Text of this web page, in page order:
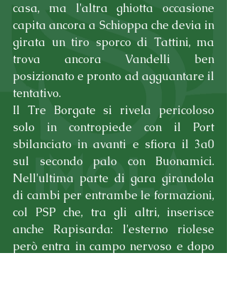
casa, ma l'altra ghiotta occasione
capita ancora a Schioppa che devia in
girata un tiro sporco di Tattini, ma
trova ancora Vandelli ben
posizionato e pronto ad agguantare il
tentativo.
Il Tre Borgate si rivela pericoloso
solo in contropiede con il Port
sbilanciato in avanti e sfiora il 3a0
sul secondo palo con Buonamici.
Nell'ultima parte di gara girandola
di cambi per entrambe le formazioni,
col PSP che, tra gli altri, inserisce
anche Rapisarda: l'esterno riolese
però entra in campo nervoso e dopo